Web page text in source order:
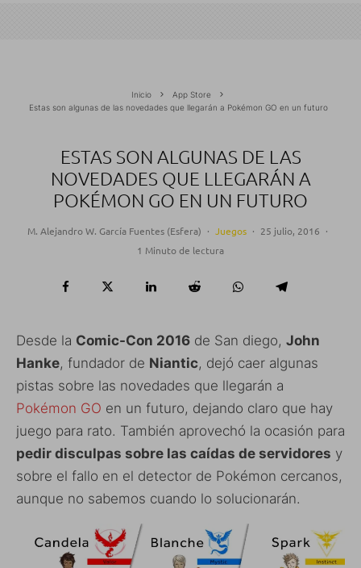
Inicio
App Store
Estas son algunas de las novedades que llegarán a Pokémon GO en un futuro
ESTAS SON ALGUNAS DE LAS
NOVEDADES QUE LLEGARÁN A
POKÉMON GO EN UN FUTURO
M. Alejandro W. García Fuentes (Esfera) · Juegos · 25 julio, 2016 ·
1 Minuto de lectura
Desde la Comic-Con 2016 de San diego, John
Hanke, fundador de Niantic, dejó caer algunas
pistas sobre las novedades que llegarán a
Pokémon GO en un futuro, dejando claro que hay
juego para rato. También aprovechó la ocasión para
pedir disculpas sobre las caídas de servidores y
sobre el fallo en el detector de Pokémon cercanos,
aunque no sabemos cuando lo solucionarán.